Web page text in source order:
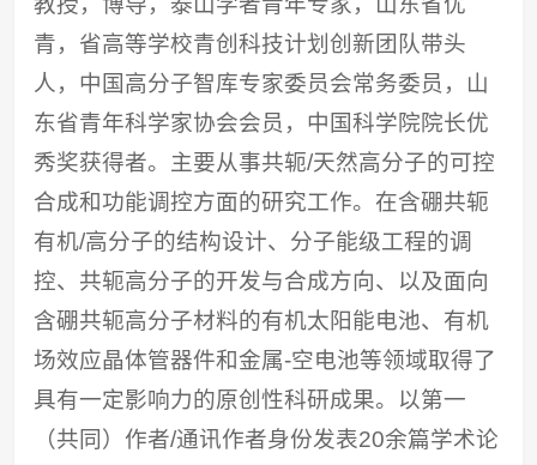
青，省高等学校青创科技计划创新团队带头
人，中国高分子智库专家委员会常务委员，山
东省青年科学家协会会员，中国科学院院长优
秀奖获得者。主要从事共轭/天然高分子的可控
合成和功能调控方面的研究工作。在含硼共轭
有机/高分子的结构设计、分子能级工程的调
控、共轭高分子的开发与合成方向、以及面向
含硼共轭高分子材料的有机太阳能电池、有机
场效应晶体管器件和金属-空电池等领域取得了
具有一定影响力的原创性科研成果。以第一
（共同）作者/通讯作者身份发表20余篇学术论